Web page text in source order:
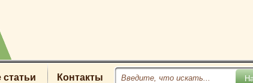
статьи Контакты